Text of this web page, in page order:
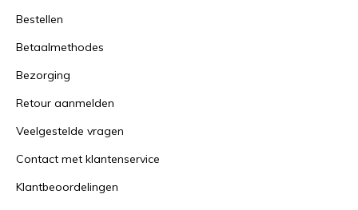
Bestellen
Betaalmethodes
Bezorging
Retour aanmelden
Veelgestelde vragen
Contact met klantenservice
Klantbeoordelingen